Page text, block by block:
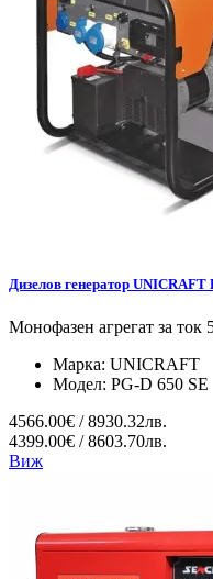
Дизелов генератор
Монофазен агрегат за ток
Марка: UNICRAFT
Модел: PG-D 650 SE
4566.00€ / 8930.32лв.
4399.00€ / 8603.70лв.
Виж